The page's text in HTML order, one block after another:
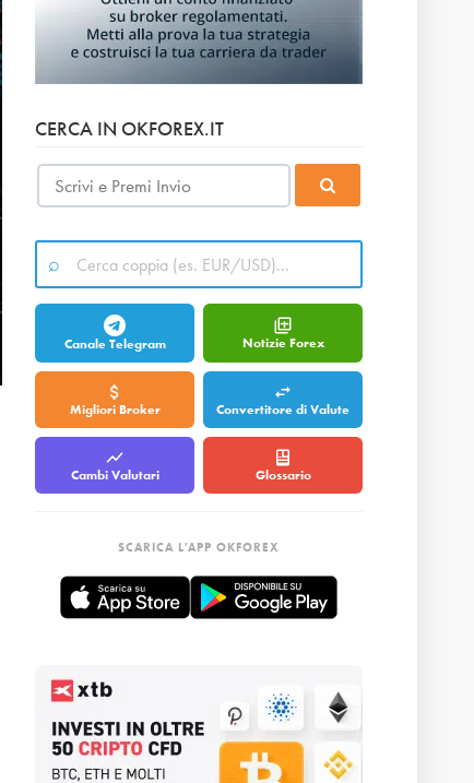
CERCA IN OKFOREX.IT
Canale Telegram Notizie Forex
Migliori Broker Convertitore di Valute
Cambi Valutari Glossario
SCARICA L'APP OKFOREX